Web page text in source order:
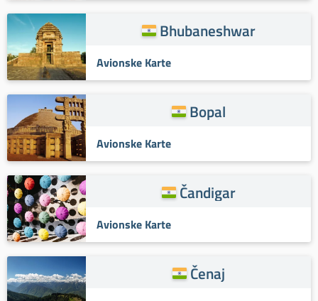
Bhubaneshwar
Avionske Karte
Bopal
Avionske Karte
Čandigar
Avionske Karte
Čenaj